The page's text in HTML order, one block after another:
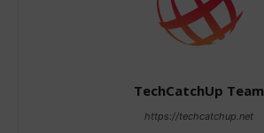
TechCatchUp Team
https://techcatchup.net